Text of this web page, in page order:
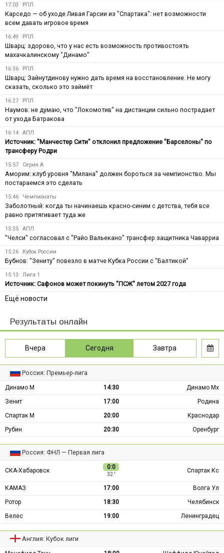
17:03 РПЛ
Карседо — об уходе Ливая Гарсии из "Спартака": нет возможности
всем давать игровое время
16:49 РПЛ
Шварц: здорово, что у нас есть возможность противостоять
махачкалинскому "Динамо"
16:36 РПЛ
Шварц: Зайнутдинову нужно дать время на восстановление. Не могу
сказать, сколько это займёт
16:27 РПЛ
Наумов: не думаю, что "Локомотив" на дистанции сильно пострадает
от ухода Батракова
16:14 АПЛ
Источник: "Манчестер Сити" отклонил предложение "Барселоны" по
трансферу Родри
15:57 Серия А
Аморим: клуб уровня "Милана" должен бороться за чемпионство. Мы
постараемся это сделать
15:46 Чемпионаты
Заболотный: когда ты начинаешь красно-синим с детства, тебя все
равно притягивает туда же
15:35 АПЛ
"Челси" согласовал с "Райо Вальекано" трансфер защитника Чаварриа
15:26 Кубок России
Бубнов: "Зениту" повезло в матче Кубка России с "Балтикой"
15:13 Лига 1
Источник: Сафонов может покинуть "ПСЖ" летом 2027 года
Ещё новости
Результаты онлайн
Вчера Сегодня Завтра
Россия: Премьер-лига
Динамо М 14:30
Динамо Мх
Зенит
17:00
Родина
Спартак М
20:00
Краснодар
Рубин
20:30 Оренбург
Россия: ФНЛ — Первая лига
СКА-Хабаровск 0:0
32 ′
Спартак Кс
КАМАЗ 17:00
Волга Ул
Ротор
18:30
Челябинск
Велес
19:00 Ленинградец
Англия: Кубок лиги